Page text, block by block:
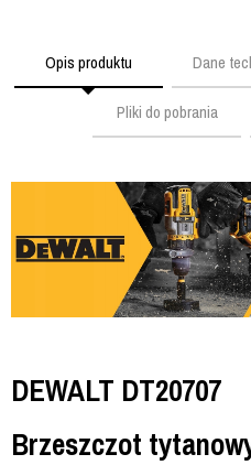
Opis produktu Dane
Pliki do pobrania
DEWALT DT20707
Brzeszczot